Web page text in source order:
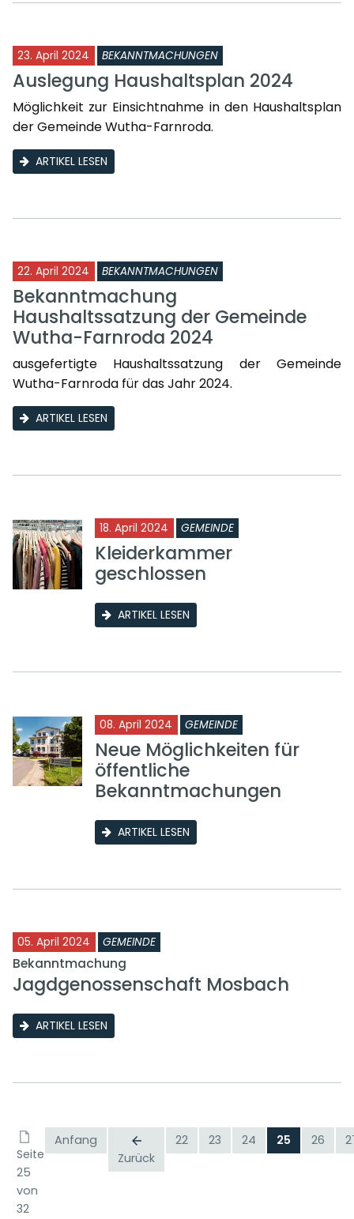
23. April 2024 BEKANNTMACHUNGEN
Auslegung Haushaltsplan 2024
Möglichkeit zur Einsichtnahme in den Haushaltsplan
der Gemeinde Wutha-Farnroda.
ARTIKEL LESEN
22. April 2024 BEKANNTMACHUNGEN
Bekanntmachung
Haushaltssatzung der Gemeinde
Wutha-Farnroda 2024
ausgefertigte Haushaltssatzung der Gemeinde
Wutha-Farnroda für das Jahr 2024.
ARTIKEL LESEN
18. April 2024 GEMEINDE
Kleiderkammer
geschlossen
ARTIKEL LESEN
08. April 2024 GEMEINDE
Neue Möglichkeiten für
öffentliche
Bekanntmachungen
ARTIKEL LESEN
05. April 2024 GEMEINDE
Bekanntmachung
Jagdgenossenschaft Mosbach
ARTIKEL LESEN
Seite
25
von
32
Anfang
Zurück
22 23 24 25 26